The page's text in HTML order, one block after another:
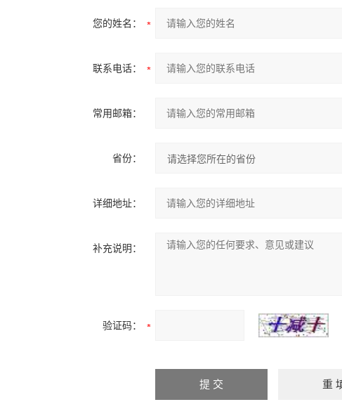
您的姓名：
联系电话：
常用邮箱：
省份：
详细地址：
补充说明：
验证码：